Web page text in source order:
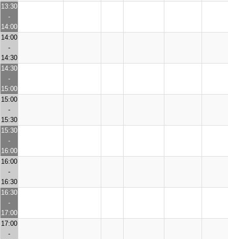
13:30
-
14:00
14:00
-
14:30
14:30
-
15:00
15:00
-
15:30
15:30
-
16:00
16:00
-
16:30
16:30
-
17:00
17:00
-